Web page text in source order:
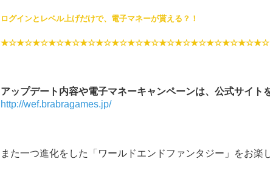
ログインとレベル上げだけで、電子マネーが貰える？！
★☆★☆★☆★☆★☆★☆★☆★☆★☆★☆★☆★☆★☆★☆★☆★☆★☆
アップデート内容や電子マネーキャンペーンは、公式サイト
http://wef.brabragames.jp/
また一つ進化をした「ワールドエンドファンタジー」をお楽